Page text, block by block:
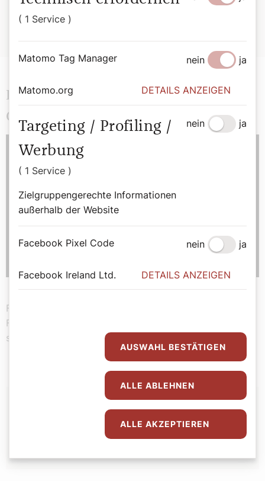
Haben Sie ein Anliegen? Schreiben Sie an
Filmszene aus "L'Avare - Der
Geizkragen"
Frankreich im 17. Jahrhundert: Harpagon (Louis de
Funès) schwimmt im Geld. Er ist aber so geizig, dass er
sich sogar vor der Kollekte in der Kirche drückt.
Stephan Turnovszky
( 1 Service )
Matomo Tag Manager nein ja
Matomo.org DETAILS ANZEIGEN
Targeting / Profiling /
Werbung
( 1 Service )
Zielgruppengerechte Informationen
außerhalb der Website
nein ja
Facebook Pixel Code nein ja
Facebook Ireland Ltd. DETAILS ANZEIGEN
AUSWAHL BESTÄTIGEN
ALLE ABLEHNEN
ALLE AKZEPTIEREN